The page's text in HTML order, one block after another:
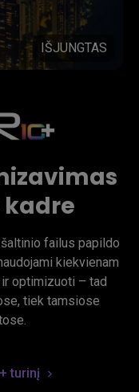
IŠJUNGTAS
failus papildo
kiekvienam
optimizuoti – tad
tiek tamsiose
turinį